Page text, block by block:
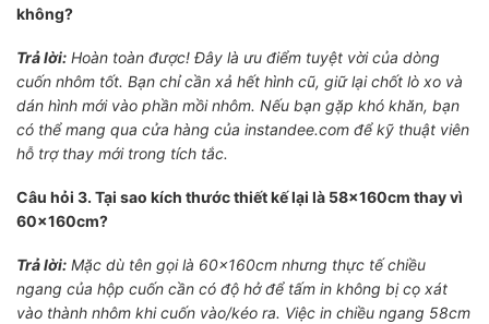
không?
Trả lời: Hoàn toàn được! Đây là ưu điểm tuyệt vời của dòng
cuốn nhôm tốt. Bạn chỉ cần xả hết hình cũ, giữ lại chốt lò xo và
dán hình mới vào phần mồi nhôm. Nếu bạn gặp khó khăn, bạn
có thể mang qua cửa hàng của instandee.com để kỹ thuật viên
hỗ trợ thay mới trong tích tắc.
Câu hỏi 3. Tại sao kích thước thiết kế lại là 58x160cm thay vì
60x160cm?
Trả lời: Mặc dù tên gọi là 60x160cm nhưng thực tế chiều
ngang của hộp cuốn cần có độ hở để tấm in không bị cọ xát
vào thành nhôm khi cuốn vào/kéo ra. Việc in chiều ngang 58cm